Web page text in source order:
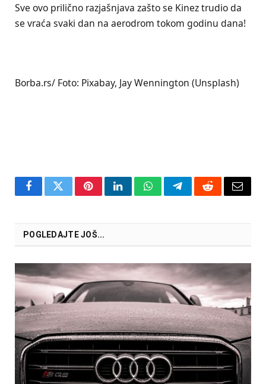
Sve ovo prilično razjašnjava zašto se Kinez trudio da
se vraća svaki dan na aerodrom tokom godinu dana!
Borba.rs/ Foto: Pixabay, Jay Wennington (Unsplash)
FacebookTwitterPinterestLinkedInWhatsAppTelegramRedditEmail
POGLEDAJTE JOŠ...